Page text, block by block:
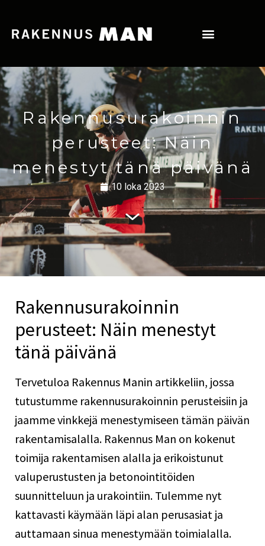
Rakennusurakoinnin
perusteet: Näin
menestyt tänä päivänä
10 loka 2023
Rakennusurakoinnin
perusteet: Näin menestyt
tänä päivänä
Tervetuloa Rakennus Manin artikkeliin, jossa
tutustumme rakennusurakoinnin perusteisiin ja
jaamme vinkkejä menestymiseen tämän päivän
rakentamisalalla. Rakennus Man on kokenut
toimija rakentamisen alalla ja erikoistunut
valuperustusten ja betonointitöiden
suunnitteluun ja urakointiin. Tulemme nyt
kattavasti käymään läpi alan perusasiat ja
auttamaan sinua menestymään toimialalla.